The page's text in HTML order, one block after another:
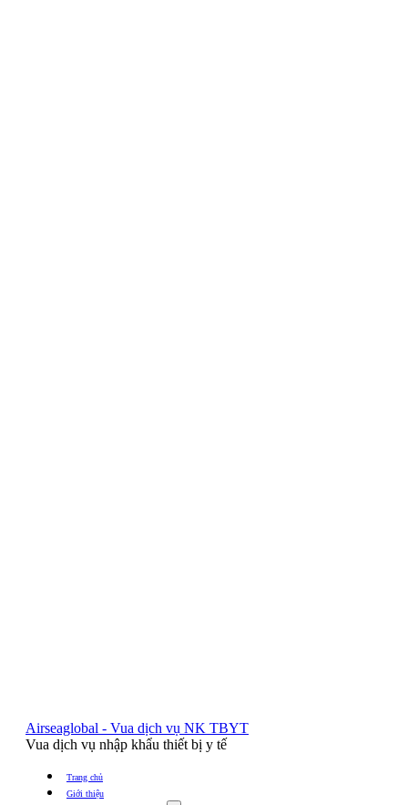
Airseaglobal - Vua dịch vụ NK TBYT
Vua dịch vụ nhập khẩu thiết bị y tế
Trang chủ
Giới thiệu